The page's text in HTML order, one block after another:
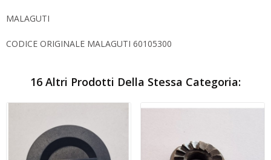
MALAGUTI
CODICE ORIGINALE MALAGUTI 60105300
16 Altri Prodotti Della Stessa Categoria: